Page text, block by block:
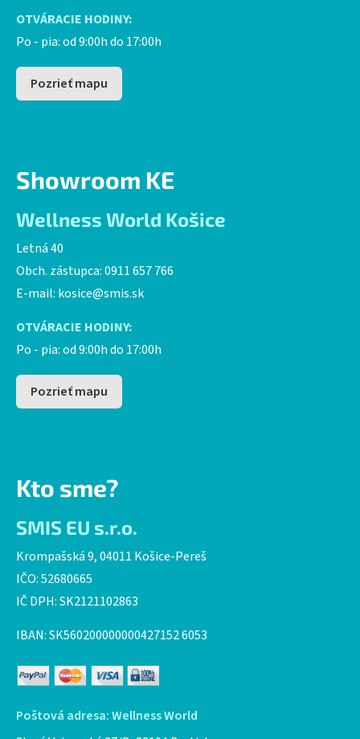
OTVÁRACIE HODINY:
Po - pia: od 9:00h do 17:00h
Pozrieť mapu
Showroom KE
Wellness World Košice
Letná 40
Obch. zástupca: 0911 657 766
E-mail: kosice@smis.sk
OTVÁRACIE HODINY:
Po - pia: od 9:00h do 17:00h
Pozrieť mapu
Kto sme?
SMIS EU s.r.o.
Krompašská 9, 04011 Košice-Pereš
IČO: 52680665
IČ DPH: SK2121102863
IBAN: SK560200000000427152 6053
Poštová adresa: Wellness World